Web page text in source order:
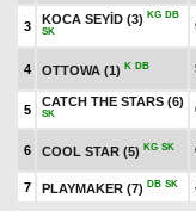
3
KOCA SEYİD (3) KG DB
SK
4 OTTOWA (1) K DB
5
CATCH THE STARS (6)
SK
6 COOL STAR (5) KG SK
7 PLAYMAKER (7) DB SK